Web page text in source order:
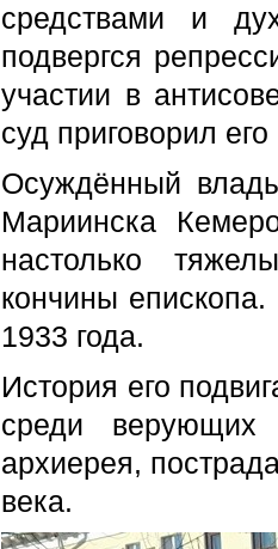
средствами и
подвергся
участии в
суд приговорил
Осуждённый
Мариинска
настолько
кончины
1933 года.
История его
среди верующих
архиерея,
века.